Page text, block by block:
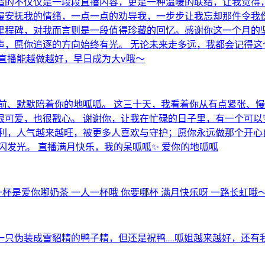
抚我的情绪，一点一点的劝导我，一步步让我忘却那件令
碑，对我而言则是一段值得珍藏的回忆。感谢你这一个月
愿你追逐的方向始终有光。 无论未来走多远，我都会记得
播能越做越好，早日成为大v哦～
默默陪着你的地呱呱。 这三十天，我看着你从有点紧张、
爱，也很戳心。 谢谢你，让我在忙碌的日子里，有一个可
人气越来越旺，被更多人喜欢与守护；愿你永远做那个开
光。 直播满月快乐，我的呆呱呱✨ 爱你的地呱呱
是爱你嘟奶茶 一人一杯哦 你要哪杯 满月快乐呀 一路长虹哦
伪装成雪貂精的鸭子精，但还是祝鸭…..呱姐越来越好，还